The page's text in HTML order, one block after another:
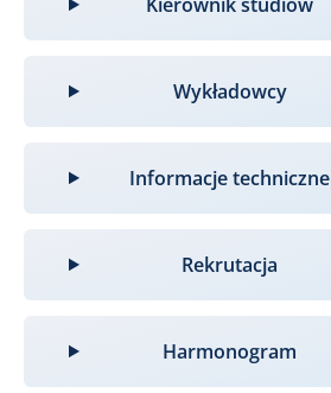
Wykładowcy
Informacje techniczne
Rekrutacja
Harmonogram